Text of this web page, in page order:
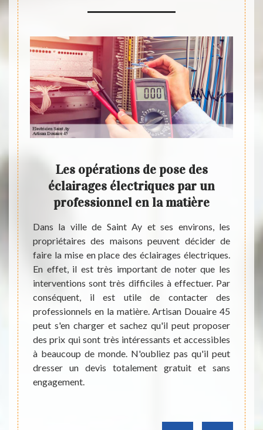
la
que
En
des
Par
des
45
de
Les opérations de pose des
éclairages électriques par un
professionnel en la matière
Dans la ville de Saint Ay et ses environs, les
propriétaires des maisons peuvent décider de
faire la mise en place des éclairages électriques.
En effet, il est très important de noter que les
interventions sont très difficiles à effectuer. Par
conséquent, il est utile de contacter des
professionnels en la matière. Artisan Douaire 45
peut s'en charger et sachez qu'il peut proposer
des prix qui sont très intéressants et accessibles
à beaucoup de monde. N'oubliez pas qu'il peut
dresser un devis totalement gratuit et sans
engagement.
Il
d’un
pose
pour